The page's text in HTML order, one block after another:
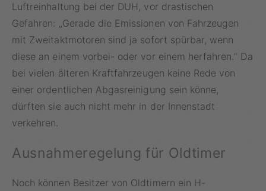
Luftreinhaltung bei der DUH, vor drastischen
Gefahren: „Gerade die Emissionen von Fahrzeugen
mit Zweitaktmotoren sind ja sofort spürbar, wenn
diese an einem vorbei- oder vor einem herfahren.“ Da
bei vielen älteren Kraftfahrzeugen keine Rede von
einer ordentlichen Abgasreinigung sein könne,
dürften sie auch nicht mehr in der Innenstadt
verkehren.
Ausnahmeregelung für Oldtimer
Noch können Besitzer von Oldtimern ein H-